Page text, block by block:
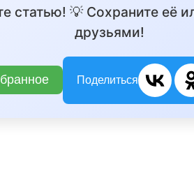
статью! 💡 Сохраните её
друзьями!
Поделиться